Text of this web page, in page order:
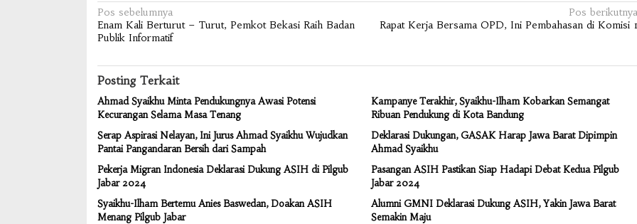
Navigasi
pos
Pos sebelumnya
Enam Kali Berturut – Turut, Pemkot Bekasi Raih Badan
Publik Informatif
Pos berikutnya
Rapat Kerja Bersama OPD, Ini Pembahasan di Komisi 1
Posting Terkait
Ahmad Syaikhu Minta Pendukungnya Awasi Potensi
Kecurangan Selama Masa Tenang
Kampanye Terakhir, Syaikhu-Ilham Kobarkan Semangat
Ribuan Pendukung di Kota Bandung
Serap Aspirasi Nelayan, Ini Jurus Ahmad Syaikhu Wujudkan
Pantai Pangandaran Bersih dari Sampah
Deklarasi Dukungan, GASAK Harap Jawa Barat Dipimpin
Ahmad Syaikhu
Pekerja Migran Indonesia Deklarasi Dukung ASIH di Pilgub
Jabar 2024
Pasangan ASIH Pastikan Siap Hadapi Debat Kedua Pilgub
Jabar 2024
Syaikhu-Ilham Bertemu Anies Baswedan, Doakan ASIH
Menang Pilgub Jabar
Alumni GMNI Deklarasi Dukung ASIH, Yakin Jawa Barat
Semakin Maju